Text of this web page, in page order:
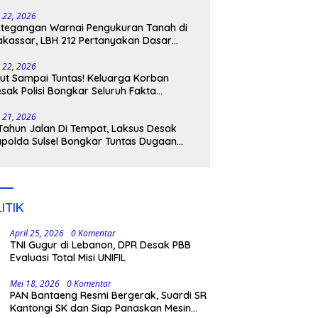
22, 2026
Warnai Pengukuran Tanah di
LBH 212 Pertanyakan Dasar
22, 2026
Sampai Tuntas! Keluarga Korban
Polisi Bongkar Seluruh Fakta
21, 2026
Jalan Di Tempat, Laksus Desak
Sulsel Bongkar Tuntas Dugaan
April 25, 2026 0 Komentar
TNI Gugur di Lebanon, DPR Desak PBB
Evaluasi Total Misi UNIFIL
Mei 18, 2026 0 Komentar
PAN Bantaeng Resmi Bergerak, Suardi SR
Kantongi SK dan Siap Panaskan Mesin